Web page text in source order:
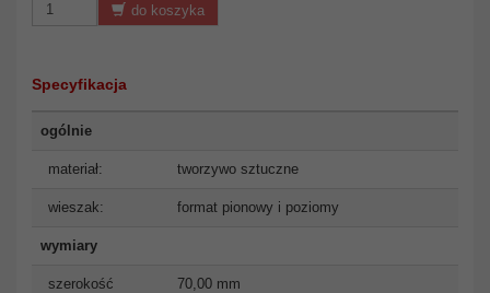
do koszyka
Specyfikacja
ogólnie
materiał: tworzywo sztuczne
wieszak: format pionowy i poziomy
wymiary
szerokość
70,00 mm